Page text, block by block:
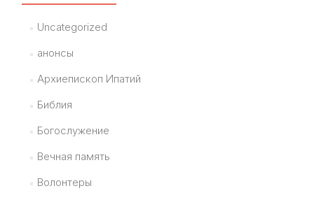
Uncategorized
анонсы
Архиепископ Ипатий
Библия
Богослужение
Вечная память
Волонтеры